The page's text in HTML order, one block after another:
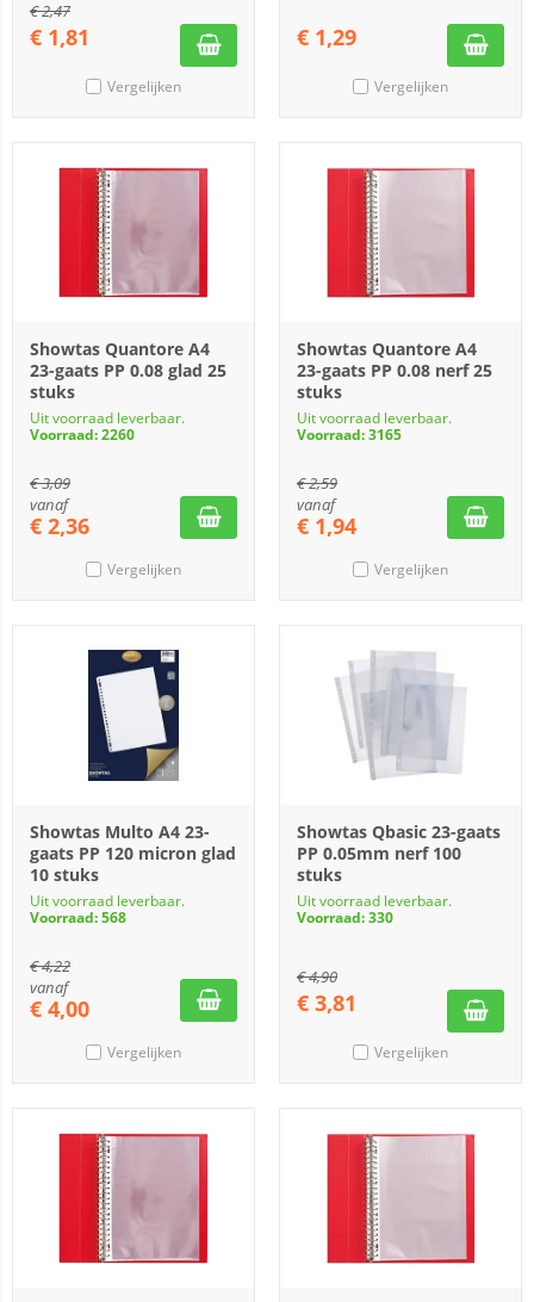
€2,47
€ 1,81
Vergelijken
€ 1,29
Vergelijken
Showtas Quantore A4
23-gaats PP 0.08 glad 25
stuks
Uit voorraad leverbaar.
Voorraad: 2260
€3,09
vanaf
€ 2,36
Vergelijken
Showtas Quantore A4
23-gaats PP 0.08 nerf 25
stuks
Uit voorraad leverbaar.
Voorraad: 3165
€2,59
vanaf
€ 1,94
Vergelijken
Showtas Multo A4 23-
gaats PP 120 micron glad
10 stuks
Uit voorraad leverbaar.
Voorraad: 568
€4,22
vanaf
€ 4,00
Vergelijken
Showtas Qbasic 23-gaats
PP 0.05mm nerf 100
stuks
Uit voorraad leverbaar.
Voorraad: 330
€4,90
€ 3,81
Vergelijken